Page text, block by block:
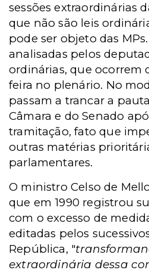
sessões extraordinárias
que não são leis
pode ser objeto das
analisadas pelos
ordinárias, que ocorrem
feira no plenário. No
passam a trancar a
Câmara e do Senado
tramitação, fato que
outras matérias
parlamentares.
O ministro Celso de
que em 1990 registrou
com o excesso de
editadas pelos
República, "
extraordinária dessa